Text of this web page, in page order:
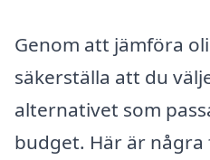
Genom att jämföra
säkerställa att du
alternativet som
budget. Här är